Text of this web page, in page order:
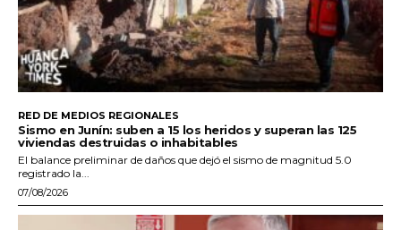
RED DE MEDIOS REGIONALES
Sismo en Junín: suben a 15 los heridos y superan las 125
viviendas destruidas o inhabitables
El balance preliminar de daños que dejó el sismo de magnitud 5.0
registrado la...
07/08/2026